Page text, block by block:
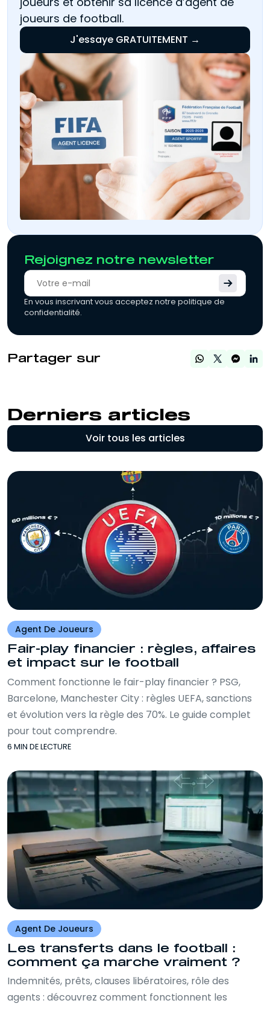
joueurs de football.
J'essaye GRATUITEMENT →
Rejoignez notre newsletter
En vous inscrivant vous acceptez notre politique de
confidentialité.
Partager sur
Derniers articles
Voir tous les articles
Agent De Joueurs
Fair-play financier : règles, affaires
et impact sur le football
Comment fonctionne le fair-play financier ? PSG,
Barcelone, Manchester City : règles UEFA, sanctions
et évolution vers la règle des 70%. Le guide complet
pour tout comprendre.
6 MIN DE LECTURE
Agent De Joueurs
Les transferts dans le football :
comment ça marche vraiment ?
Indemnités, prêts, clauses libératoires, rôle des
agents : découvrez comment fonctionnent les